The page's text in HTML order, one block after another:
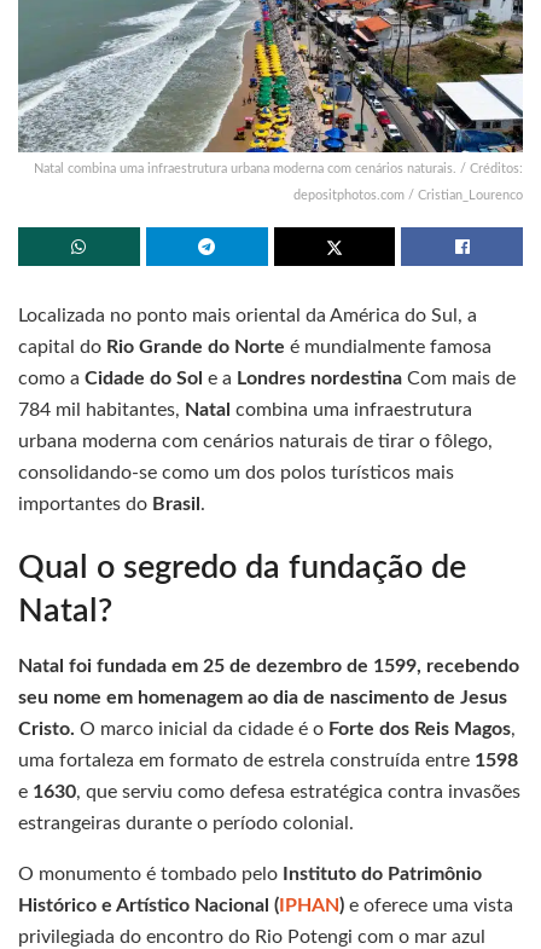
Natal combina uma infraestrutura urbana moderna com cenários naturais. / Créditos:
depositphotos.com / Cristian_Lourenco
Localizada no ponto mais oriental da América do Sul, a
capital do Rio Grande do Norte é mundialmente famosa
como a Cidade do Sol e a Londres nordestina Com mais de
784 mil habitantes, Natal combina uma infraestrutura
urbana moderna com cenários naturais de tirar o fôlego,
consolidando-se como um dos polos turísticos mais
importantes do Brasil .
Qual o segredo da fundação de
Natal?
Natal foi fundada em 25 de dezembro de 1599, recebendo
seu nome em homenagem ao dia de nascimento de Jesus
Cristo. O marco inicial da cidade é o Forte dos Reis Magos,
uma fortaleza em formato de estrela construída entre 1598
e 1630, que serviu como defesa estratégica contra invasões
estrangeiras durante o período colonial.
O monumento é tombado pelo
Instituto do Patrimônio
Histórico e Artístico Nacional ( IPHAN) e oferece uma vista
privilegiada do encontro do Rio Potengi com o mar azul